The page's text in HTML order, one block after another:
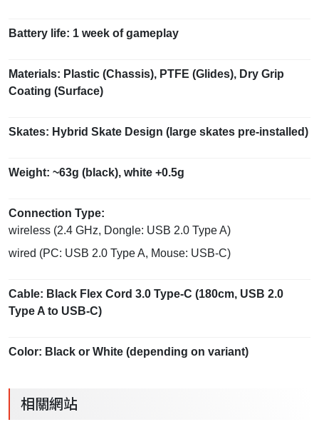
Battery life: 1 week of gameplay
Materials: Plastic (Chassis), PTFE (Glides), Dry Grip
Coating (Surface)
Skates: Hybrid Skate Design (large skates pre-installed)
Weight: ~63g (black), white +0.5g
Connection Type:
wireless (2.4 GHz, Dongle: USB 2.0 Type A)
wired (PC: USB 2.0 Type A, Mouse: USB-C)
Cable: Black Flex Cord 3.0 Type-C (180cm, USB 2.0
Type A to USB-C)
Color: Black or White (depending on variant)
相關網站